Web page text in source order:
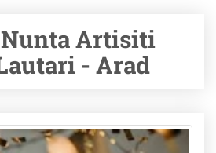
Artisiti
- Arad